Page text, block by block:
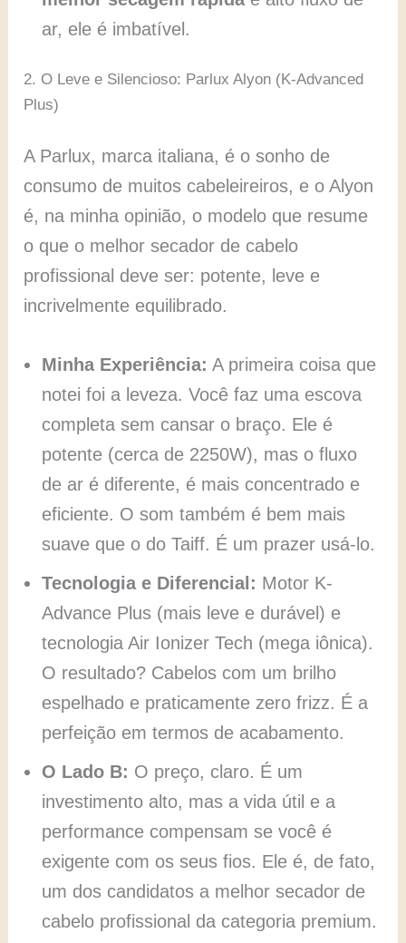
ar, ele é imbatível.
2. O Leve e Silencioso: Parlux Alyon (K-Advanced
Plus)
A Parlux, marca italiana, é o sonho de
consumo de muitos cabeleireiros, e o Alyon
é, na minha opinião, o modelo que resume
o que o melhor secador de cabelo
profissional deve ser: potente, leve e
incrivelmente equilibrado.
Minha Experiência: A primeira coisa que
notei foi a leveza. Você faz uma escova
completa sem cansar o braço. Ele é
potente (cerca de 2250W), mas o fluxo
de ar é diferente, é mais concentrado e
eficiente. O som também é bem mais
suave que o do Taiff. É um prazer usá-lo.
Tecnologia e Diferencial: Motor K-
Advance Plus (mais leve e durável) e
tecnologia Air Ionizer Tech (mega iônica).
O resultado? Cabelos com um brilho
espelhado e praticamente zero frizz. É a
perfeição em termos de acabamento.
O Lado B: O preço, claro. É um
investimento alto, mas a vida útil e a
performance compensam se você é
exigente com os seus fios. Ele é, de fato,
um dos candidatos a melhor secador de
cabelo profissional da categoria premium.